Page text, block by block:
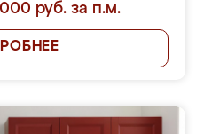
руб. за п.м.